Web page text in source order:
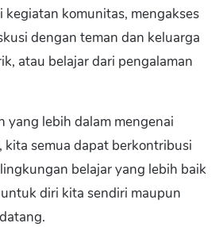
komunitas, mengakses
dengan teman dan keluarga
atau belajar dari pengalaman
yang lebih dalam mengenai
semua dapat berkontribusi
belajar yang lebih baik
diri kita sendiri maupun